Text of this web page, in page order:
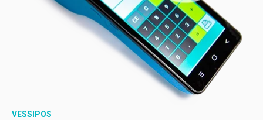
VESSIPOS